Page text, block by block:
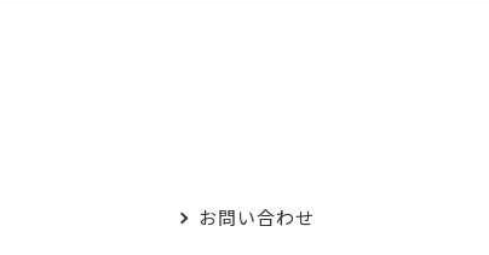
お問い合わせ